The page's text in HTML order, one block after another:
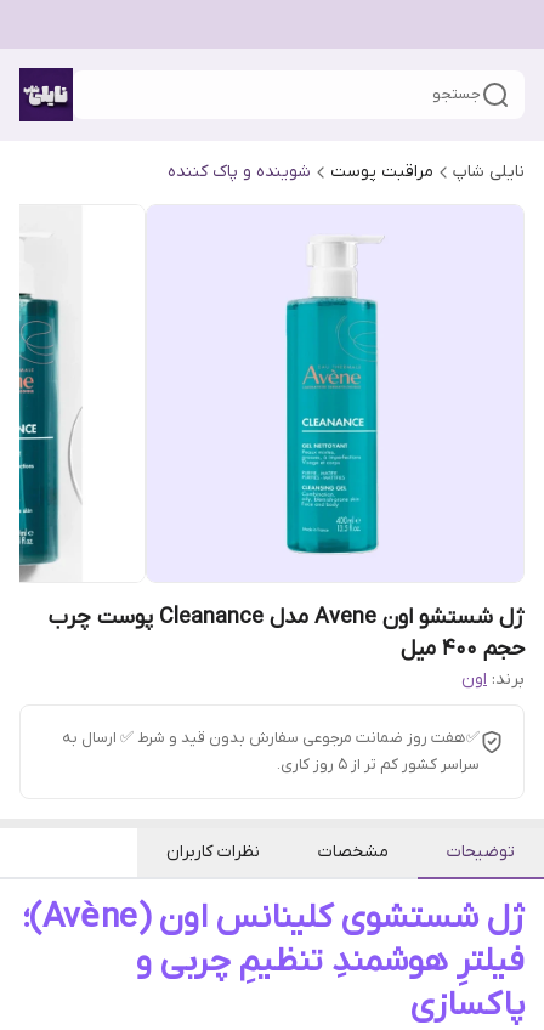
جستجو
نایلی شاپ مراقبت پوست شوینده و پاک کننده
ژل شستشو اون Avene مدل Cleanance پوست چرب
حجم 400 میل
برند: اون
✅هفت روز ضمانت مرجوعی سفارش بدون قید و شرط ✅ ارسال به
سراسر کشور کم تر از 5 روز کاری.
توضیحات مشخصات نظرات کاربران
ژل شستشوی کلینانس اون (Avène)؛
فیلترِ هوشمندِ تنظیمِ چربی و
پاکسازی